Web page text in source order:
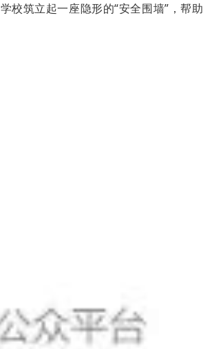
学校筑立起一座隐形的“安全围墙”，帮助